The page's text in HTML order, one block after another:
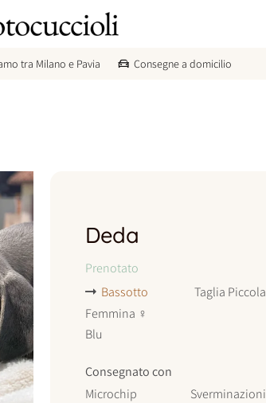
tra Milano e Pavia Consegne a domicilio
Deda
Prenotato
Bassotto
Femmina ♀
Blu
Taglia Piccola
Consegnato con
Microchip
Sverminazioni